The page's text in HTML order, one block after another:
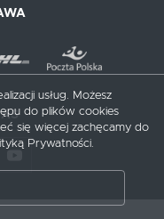
usług. Możesz
do plików cookies
się więcej zachęcamy do
Prywatności.